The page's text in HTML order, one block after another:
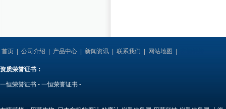
首页 公司介绍 产品中心 新闻资讯 联系我们 网站地图
资质荣誉证书：
一恒荣誉证书 - 一恒荣誉证书 -